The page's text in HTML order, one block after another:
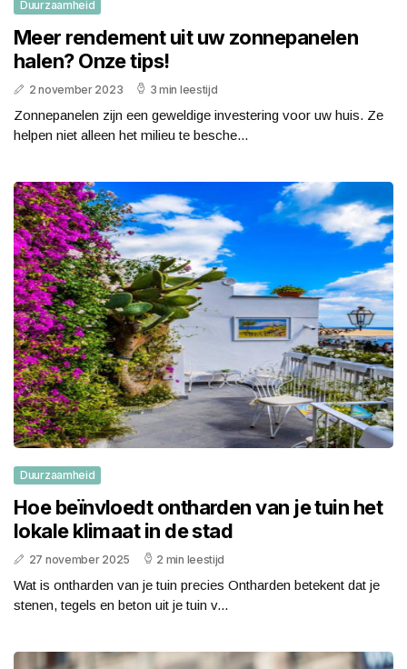
Duurzaamheid
Meer rendement uit uw zonnepanelen
halen? Onze tips!
2 november 2023 3 min leestijd
Zonnepanelen zijn een geweldige investering voor uw huis. Ze
helpen niet alleen het milieu te besche...
Duurzaamheid
Hoe beïnvloedt ontharden van je tuin het
lokale klimaat in de stad
27 november 2025 2 min leestijd
Wat is ontharden van je tuin precies Ontharden betekent dat je
stenen, tegels en beton uit je tuin v...